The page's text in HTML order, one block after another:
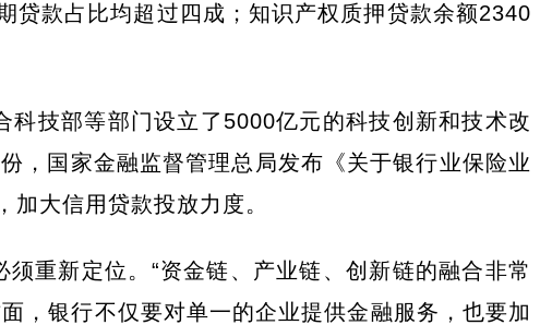
贷款占比均超过四成；知识产权质押贷款余额2340
科技部等部门设立了5000亿元的科技创新和技术改
，国家金融监督管理总局发布《关于银行业保险业
大信用贷款投放力度。
重新定位。“资金链、产业链、创新链的融合非常
，银行不仅要对单一的企业提供金融服务，也要加